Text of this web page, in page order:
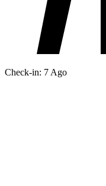
Check-in: 7 Ago